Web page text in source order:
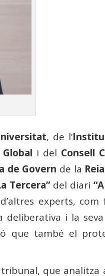
, de l’
i del Consell
de Govern de la
Tercera”del diari
experts, com
deliberativa i la
que també el
que analitza